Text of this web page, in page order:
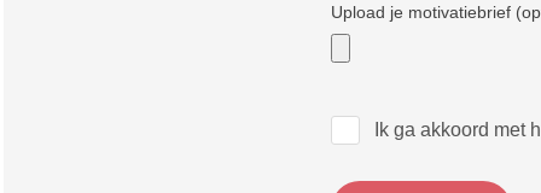
Upload je motivatiebrief
Ik ga akkoord met